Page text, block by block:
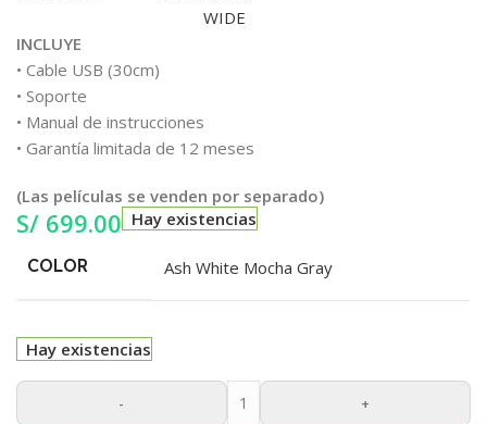
INCLUYE
• Cable USB (30cm)
• Soporte
• Manual de instrucciones
• Garantía limitada de 12 meses
(Las películas se venden por separado)
S/ 699.00 Hay existencias
COLOR Ash White Mocha Gray
Hay existencias
- +